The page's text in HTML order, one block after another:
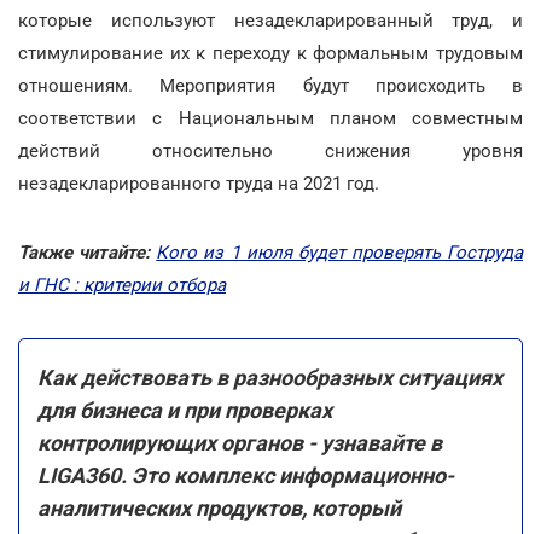
которые используют незадекларированный труд, и
стимулирование их к переходу к формальным трудовым
отношениям. Мероприятия будут происходить в
соответствии с Национальным планом совместным
действий относительно снижения уровня
незадекларированного труда на 2021 год.
Также читайте: Кого из 1 июля будет проверять Гоструда
и ГНС : критерии отбора
Как действовать в разнообразных ситуациях
для бизнеса и при проверках
контролирующих органов - узнавайте в
LIGA360. Это комплекс информационно-
аналитических продуктов, который